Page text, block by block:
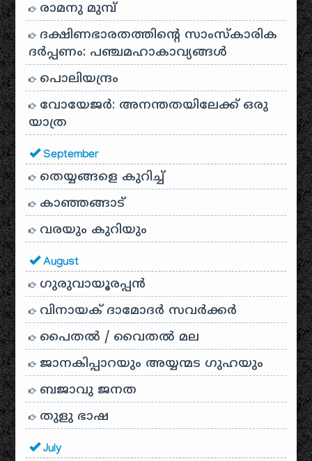
രാമനു മുമ്പ്
ദക്ഷിണഭാരതത്തിൻ്റെ സാംസ്കാരിക
ദർപ്പണം: പഞ്ചമഹാകാവ്യങ്ങൾ
പൊലിയന്ദ്രം
വോയേജർ: അനന്തതയിലേക്ക് ഒരു
യാത്ര
September
തെയ്യങ്ങളെ കുറിച്ച്
കാഞ്ഞങ്ങാട്
വരയും കുറിയും
August
ഗുരുവായൂരപ്പൻ
വിനായക് ദാമോദർ സവർക്കർ
പൈതൽ / വൈതൽ മല
ജാനകിപ്പാറയും അയ്യന്മട ഗുഹയും
ബജാവു ജനത
തുളു ഭാഷ
July